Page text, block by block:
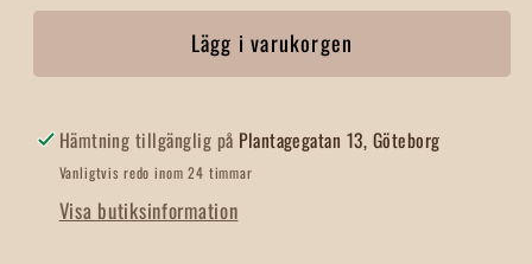
för
Kökshandduk
Désirée
för
Kökshandduk
Désirée
Lägg i varukorgen
Hämtning tillgänglig på Plantagegatan 13, Göteborg
Vanligtvis redo inom 24 timmar
Visa butiksinformation